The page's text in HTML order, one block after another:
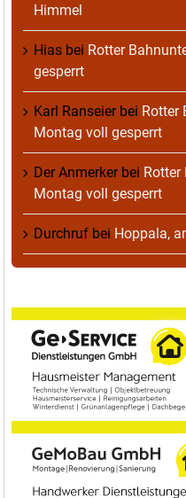
Himmel
Hias bei Rotter
gesperrt
Karl Ranseierbei Rotter
Montag voll gesperrt
Der Anmerkerbei Rotter
Montag voll gesperrt
Durchruf bei Hoppala,